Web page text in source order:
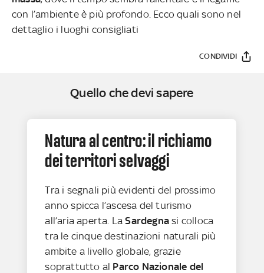
con l’ambiente è più profondo. Ecco quali sono nel
dettaglio i luoghi consigliati
CONDIVIDI
Quello che devi sapere
Natura al centro: il richiamo
dei territori selvaggi
Tra i segnali più evidenti del prossimo
anno spicca l’ascesa del turismo
all’aria aperta. LaSardegnasi colloca
tra le cinque destinazioni naturali più
ambite a livello globale, grazie
soprattutto al Parco Nazionale del